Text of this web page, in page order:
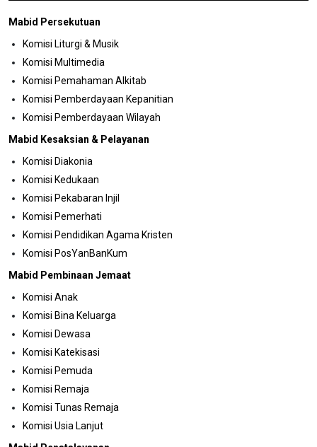
Mabid Persekutuan
Komisi Liturgi & Musik
Komisi Multimedia
Komisi Pemahaman Alkitab
Komisi Pemberdayaan Kepanitian
Komisi Pemberdayaan Wilayah
Mabid Kesaksian & Pelayanan
Komisi Diakonia
Komisi Kedukaan
Komisi Pekabaran Injil
Komisi Pemerhati
Komisi Pendidikan Agama Kristen
Komisi PosYanBanKum
Mabid Pembinaan Jemaat
Komisi Anak
Komisi Bina Keluarga
Komisi Dewasa
Komisi Katekisasi
Komisi Pemuda
Komisi Remaja
Komisi Tunas Remaja
Komisi Usia Lanjut